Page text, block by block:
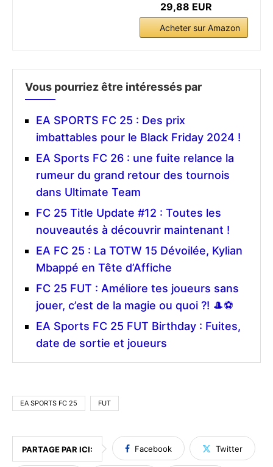
29,88 EUR
Acheter sur Amazon
Vous pourriez être intéressés par
EA SPORTS FC 25 : Des prix
imbattables pour le Black Friday 2024 !
EA Sports FC 26 : une fuite relance la
rumeur du grand retour des tournois
dans Ultimate Team
FC 25 Title Update #12 : Toutes les
nouveautés à découvrir maintenant !
EA FC 25 : La TOTW 15 Dévoilée, Kylian
Mbappé en Tête d’Affiche
FC 25 FUT : Améliore tes joueurs sans
jouer, c’est de la magie ou quoi ?! 🎩⚽
EA Sports FC 25 FUT Birthday : Fuites,
date de sortie et joueurs
EA SPORTS FC 25 FUT
PARTAGE PAR ICI: Facebook Twitter